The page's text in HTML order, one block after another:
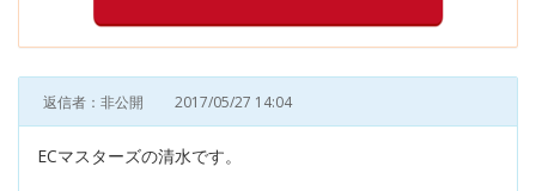
返信者：非公開 2017/05/27 14:04
ECマスターズの清水です。